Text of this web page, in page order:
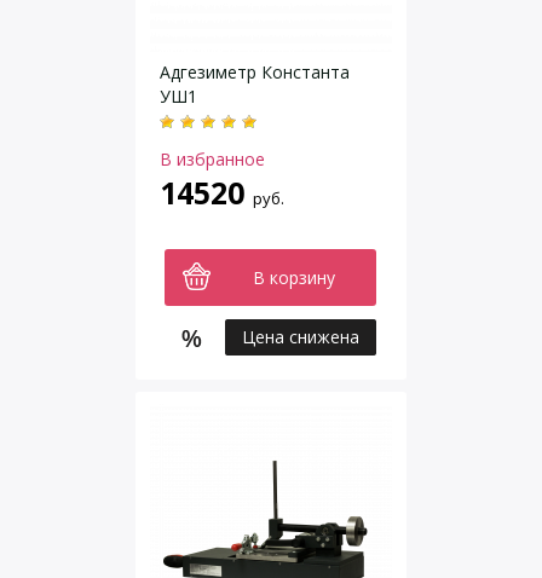
Адгезиметр Константа
УШ1
В избранное
14520 руб.
В корзину
Цена снижена